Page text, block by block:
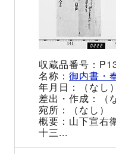
御内書・
（なし）
（
（なし）
山下宣右
十三...